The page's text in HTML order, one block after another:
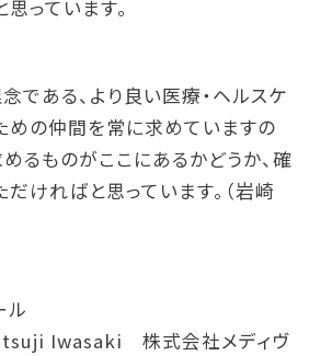
っています。
である、より良い医療・ヘルスケ
めの仲間を常に求めていますの
るものがここにあるかどうか、確
ければと思っています。（岩崎
ル
Iwasaki 株式会社メディヴ